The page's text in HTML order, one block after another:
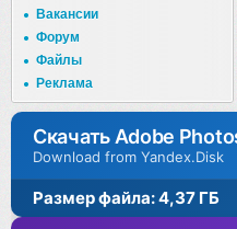
Вакансии
Форум
Файлы
Реклама
Скачать Adobe
Download from Yandex.Disk
Размер файла: 4,37 ГБ